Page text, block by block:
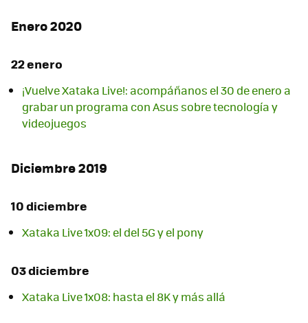
Enero 2020
22 enero
¡Vuelve Xataka Live!: acompáñanos el 30 de enero a
grabar un programa con Asus sobre tecnología y
videojuegos
Diciembre 2019
10 diciembre
Xataka Live 1x09: el del 5G y el pony
03 diciembre
Xataka Live 1x08: hasta el 8K y más allá